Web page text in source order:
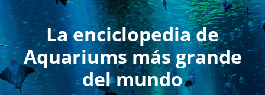
La enciclopedia de
Aquariums más grande
del mundo